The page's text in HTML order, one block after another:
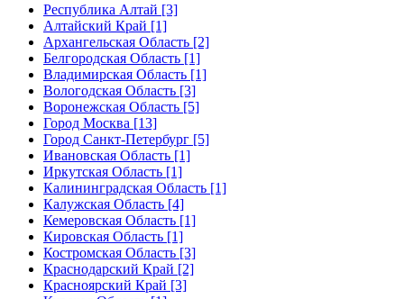
Республика Алтай [3]
Алтайский Край [1]
Архангельская Область [2]
Белгородская Область [1]
Владимирская Область [1]
Вологодская Область [3]
Воронежская Область [5]
Город Москва [13]
Город Санкт-Петербург [5]
Ивановская Область [1]
Иркутская Область [1]
Калининградская Область [1]
Калужская Область [4]
Кемеровская Область [1]
Кировская Область [1]
Костромская Область [3]
Краснодарский Край [2]
Красноярский Край [3]